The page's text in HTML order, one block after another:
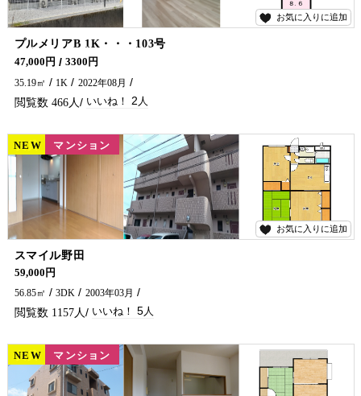
お気に入りに追加
プルメリアB 1K・・・103号
令和4年8月完成の築浅物件です＼(^o^)／インターネット無料！！ 延岡市の賃貸アパート・マンション探しは五ヶ瀬不動産まで🏠✨
47,000円
3300円
35.19㎡
1K 2022年08月
466 2
お気に入りに追加
賃貸
NEW マンション
スマイル野田
人気な南方小校区にファミリーおすすめ物件でました！！ コンビニ・延岡ＩＣ近くにあります(^^)/
59,000円
56.85㎡
3DK 2003年03月
1157 5
賃貸
NEW マンション